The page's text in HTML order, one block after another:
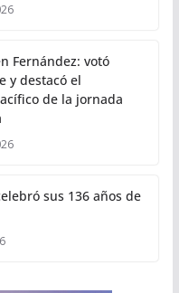
Fernández: votó
y destacó el
de la jornada
sus 136 años de